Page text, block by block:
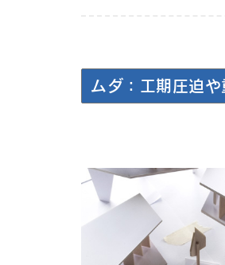
ムダ：工期圧迫